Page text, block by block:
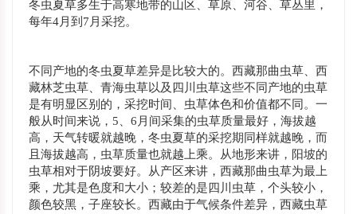
冬虫夏草多生于高寒地带的山区、草原、河谷、草丛里，
每年4月到7月采挖。
不同产地的冬虫夏草差异是比较大的。西藏那曲虫草、西
藏林芝虫草、青海虫草以及四川虫草这些不同产地的虫草
是有明显区别的，采挖时间、虫草体色和价值都不同。一
般从时间来说，5、6月间采集的虫草质量最好，海拔越
高，天气转暖就越晚，冬虫夏草的采挖期同样就越晚，而
且海拔越高，虫草质量也就越上乘。从地形来讲，阳坡的
虫草相对于阴坡要好。从产区来讲，西藏那曲虫草为最上
乘，尤其是色度和大小；较差的是四川虫草，个头较小，
颜色较黑，子座较长。西藏由于气候条件差异，西藏虫草